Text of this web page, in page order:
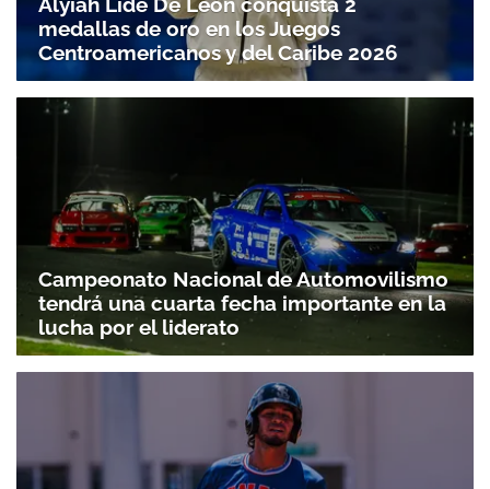
medallas de oro en los Juegos
Centroamericanos y del Caribe 2026
Campeonato Nacional de Automovilismo
tendrá una cuarta fecha importante en la
lucha por el liderato